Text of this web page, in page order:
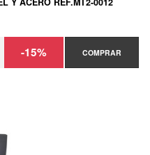
-15% COMPRAR